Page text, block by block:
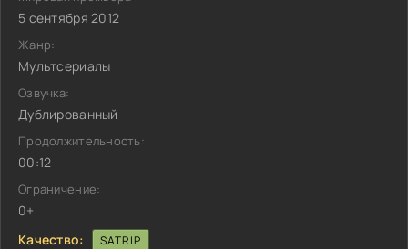
5 сентября 2012
Жанр:
Мультсериалы
Озвучка:
Дублированный
Продолжительность:
00:12
Ограничение:
0+
Качество:
SATRIP